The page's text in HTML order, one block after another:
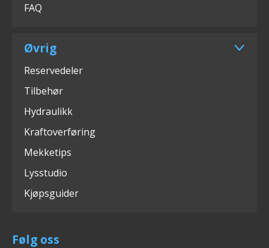
FAQ
Øvrig
Reservedeler
Tilbehør
Hydraulikk
Kraftoverføring
Mekketips
Lysstudio
Kjøpsguider
Følg oss